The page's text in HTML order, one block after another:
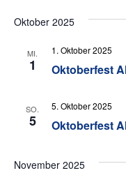
Oktober 2025
MI.
1 Oktoberfest
1. Oktober 2025
SO.
5 Oktoberfest
5. Oktober 2025
November 2025